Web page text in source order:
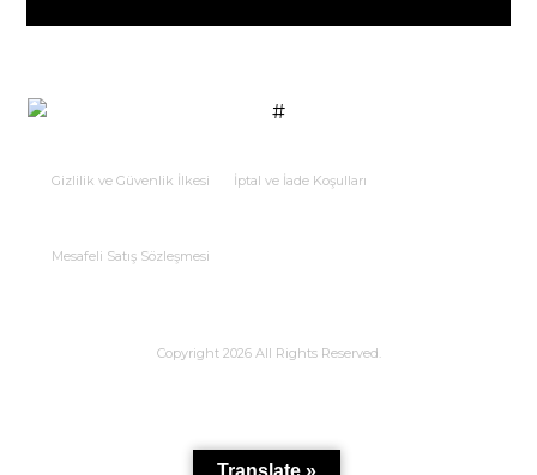
Gizlilik ve Güvenlik İlkesi İptal ve İade Koşulları
Mesafeli Satış Sözleşmesi
Copyright 2026 All Rights Reserved.
Translate »